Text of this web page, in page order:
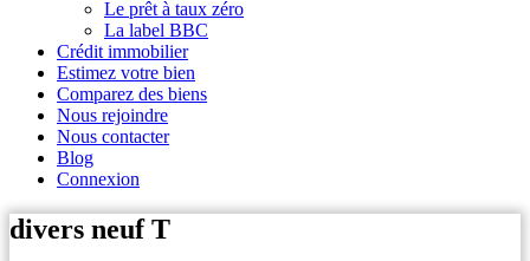
Le prêt à taux zéro
La label BBC
Crédit immobilier
Estimez votre bien
Comparez des biens
Nous rejoindre
Nous contacter
Blog
Connexion
divers neuf T